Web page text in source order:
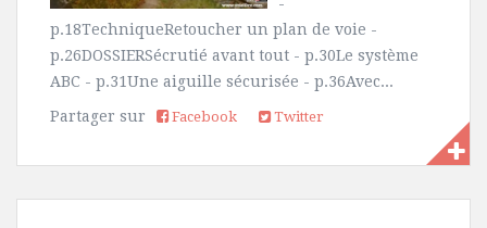
p.18TechniqueRetoucher un plan de voie -
p.26DOSSIERSécrutié avant tout - p.30Le système
ABC - p.31Une aiguille sécurisée - p.36Avec...
Partager sur
Facebook Twitter